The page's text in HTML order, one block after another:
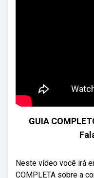
GUIA
Neste vídeo você irá
COMPLETA sobre a